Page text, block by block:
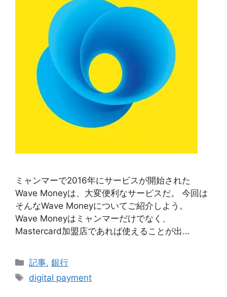
ミャンマーで2016年にサービスが開始された
Wave Moneyは、大変便利なサービスだ。 今回は
そんなWave Moneyについてご紹介しよう。
Wave Moneyはミャンマーだけでなく、
Mastercard加盟店であれば使えることが出…
Categories
記事,銀行
Tags
digital payment